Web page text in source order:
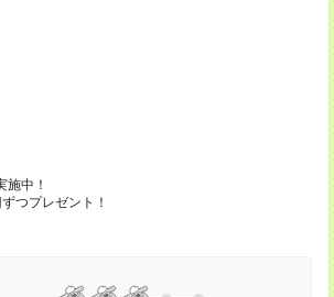
施中！
つプレゼント！